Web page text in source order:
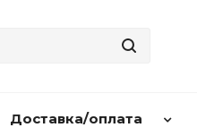
Доставка/оплата